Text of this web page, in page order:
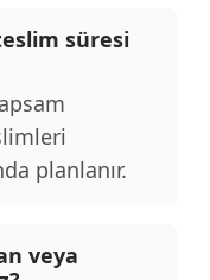
süresi
planlanır.
veya